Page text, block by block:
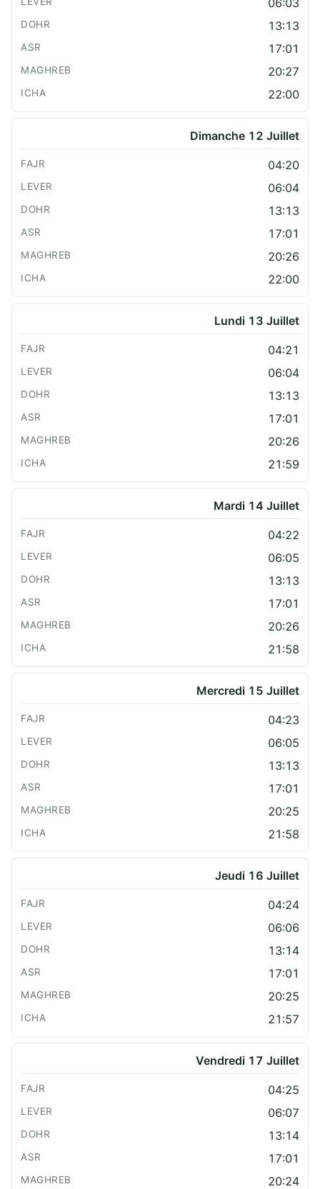
13:13
17:01
20:27
22:00
Dimanche 12 Juillet
04:20
06:04
13:13
17:01
20:26
22:00
Lundi 13 Juillet
04:21
06:04
13:13
17:01
20:26
21:59
Mardi 14 Juillet
04:22
06:05
13:13
17:01
20:26
21:58
Mercredi 15 Juillet
04:23
06:05
13:13
17:01
20:25
21:58
Jeudi 16 Juillet
04:24
06:06
13:14
17:01
20:25
21:57
Vendredi 17 Juillet
04:25
06:07
13:14
17:01
20:24